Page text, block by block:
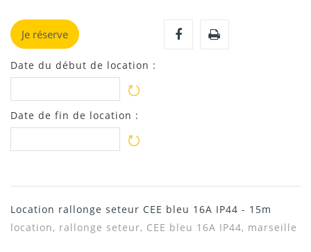
Je réserve
Date du début de location :
Date de fin de location :
Location rallonge seteur CEE bleu 16A IP44 - 15m
location, rallonge seteur, CEE bleu 16A IP44, marseille